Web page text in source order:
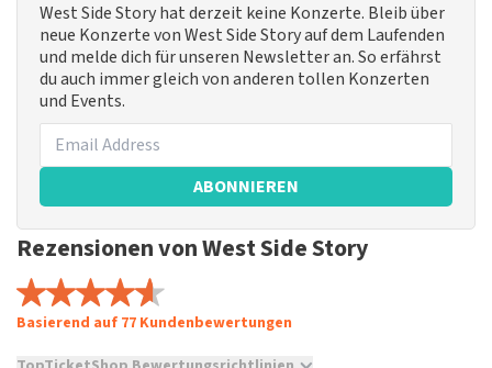
West Side Story hat derzeit keine Konzerte. Bleib über
neue Konzerte von West Side Story auf dem Laufenden
und melde dich für unseren Newsletter an. So erfährst
du auch immer gleich von anderen tollen Konzerten
und Events.
ABONNIEREN
Rezensionen von West Side Story
Basierend auf 77 Kundenbewertungen